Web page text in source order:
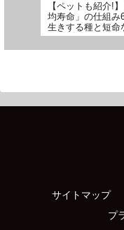
【ペットも紹介!
均寿命」の仕組み
生きする種と短命
か
サイトマップ
プ